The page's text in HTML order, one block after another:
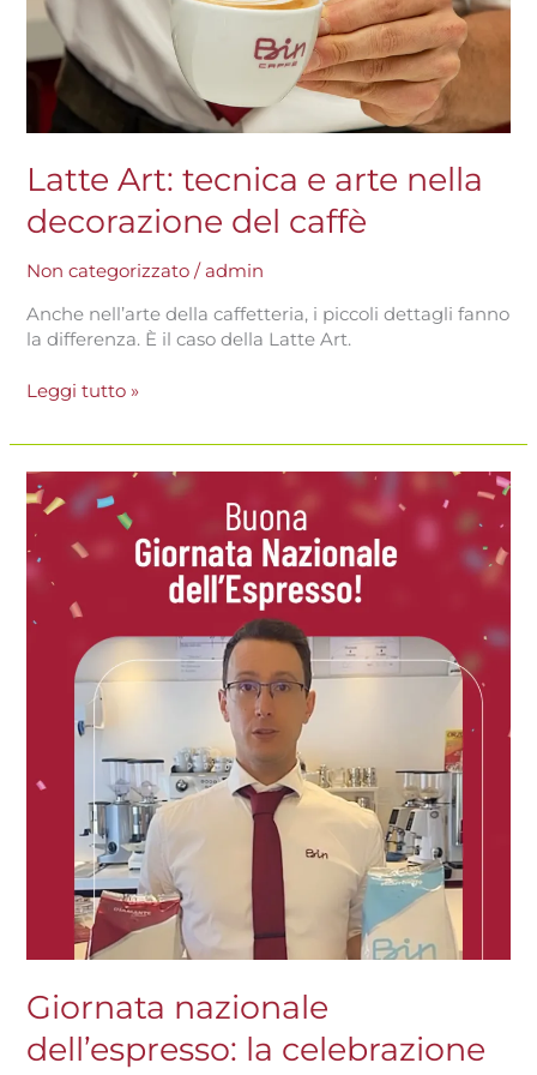
Latte Art: tecnica e arte nella
decorazione del caffè
Non categorizzato /admin
Anche nell’arte della caffetteria, i piccoli dettagli fanno
la differenza. È il caso della Latte Art.
Leggi tutto »
Giornata nazionale
dell’espresso: la celebrazione
Giornata
nazionale
dell’espresso:
la
celebrazione
italiano